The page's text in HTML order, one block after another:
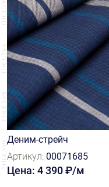
Деним-стрейч
Артикул: 00071685
Цена: 4 390 ₽/м